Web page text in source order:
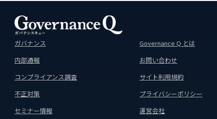
セミナー情報
ガバナンス
内部通報
コンプライアンス調査
不正対策
セミナー情報
Governance Q とは
お問い合わせ
サイト利用規約
プライバシーポリシー
運営会社